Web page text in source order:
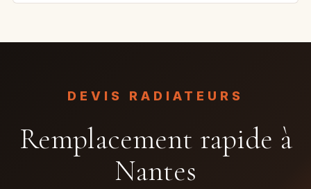
DEVIS RADIATEURS
Remplacement rapide à
Nantes